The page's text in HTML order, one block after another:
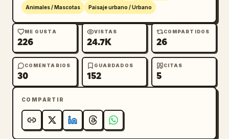
Animales / Mascotas Paisaje urbano / Urbano
ME GUSTA
226
VISTAS
24.7K
COMPARTIDOS
26
COMENTARIOS
30
GUARDADOS
152
CITAS
5
COMPARTIR